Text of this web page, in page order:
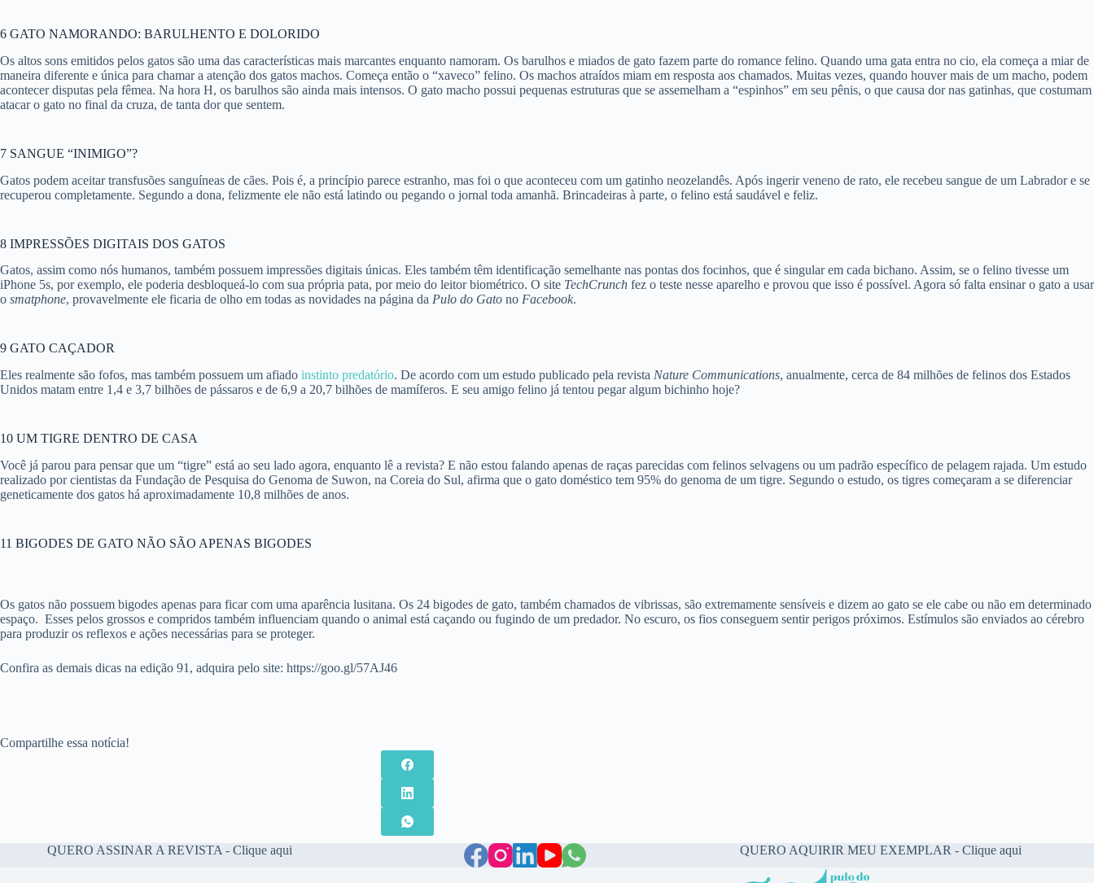
6 GATO NAMORANDO: BARULHENTO E DOLORIDO
Os altos sons emitidos pelos gatos são uma das características mais marcantes enquanto namoram. Os barulhos e miados de gato fazem parte do romance felino. Quando uma gata entra no cio, ela começa a miar de
maneira diferente e única para chamar a atenção dos gatos machos. Começa então o “xaveco” felino. Os machos atraídos miam em resposta aos chamados. Muitas vezes, quando houver mais de um macho, podem
acontecer disputas pela fêmea. Na hora H, os barulhos são ainda mais intensos. O gato macho possui pequenas estruturas que se assemelham a “espinhos” em seu pênis, o que causa dor nas gatinhas, que costumam
atacar o gato no final da cruza, de tanta dor que sentem.
7 SANGUE “INIMIGO”?
Gatos podem aceitar transfusões sanguíneas de cães. Pois é, a princípio parece estranho, mas foi o que aconteceu com um gatinho neozelandês. Após ingerir veneno de rato, ele recebeu sangue de um Labrador e se
recuperou completamente. Segundo a dona, felizmente ele não está latindo ou pegando o jornal toda amanhã. Brincadeiras à parte, o felino está saudável e feliz.
8 IMPRESSÕES DIGITAIS DOS GATOS
Gatos, assim como nós humanos, também possuem impressões digitais únicas. Eles também têm identificação semelhante nas pontas dos focinhos, que é singular em cada bichano. Assim, se o felino tivesse um
iPhone 5s, por exemplo, ele poderia desbloqueá-lo com sua própria pata, por meio do leitor biométrico. O site TechCrunch fez o teste nesse aparelho e provou que isso é possível. Agora só falta ensinar o gato a usar
o smatphone, provavelmente ele ficaria de olho em todas as novidades na página da Pulo do Gato no Facebook.
9 GATO CAÇADOR
Eles realmente são fofos, mas também possuem um afiado instinto predatório. De acordo com um estudo publicado pela revista Nature Communications, anualmente, cerca de 84 milhões de felinos dos Estados
Unidos matam entre 1,4 e 3,7 bilhões de pássaros e de 6,9 a 20,7 bilhões de mamíferos. E seu amigo felino já tentou pegar algum bichinho hoje?
10 UM TIGRE DENTRO DE CASA
Você já parou para pensar que um “tigre” está ao seu lado agora, enquanto lê a revista? E não estou falando apenas de raças parecidas com felinos selvagens ou um padrão específico de pelagem rajada. Um estudo
realizado por cientistas da Fundação de Pesquisa do Genoma de Suwon, na Coreia do Sul, afirma que o gato doméstico tem 95% do genoma de um tigre. Segundo o estudo, os tigres começaram a se diferenciar
geneticamente dos gatos há aproximadamente 10,8 milhões de anos.
11 BIGODES DE GATO NÃO SÃO APENAS BIGODES
Os gatos não possuem bigodes apenas para ficar com uma aparência lusitana. Os 24 bigodes de gato, também chamados de vibrissas, são extremamente sensíveis e dizem ao gato se ele cabe ou não em determinado
espaço. Esses pelos grossos e compridos também influenciam quando o animal está caçando ou fugindo de um predador. No escuro, os fios conseguem sentir perigos próximos. Estímulos são enviados ao cérebro
para produzir os reflexos e ações necessárias para se proteger.
Confira as demais dicas na edição 91, adquira pelo site: https://goo.gl/57AJ46
Compartilhe essa notícia!
QUERO ASSINAR A REVISTA - Clique aqui QUERO AQUIRIR MEU EXEMPLAR - Clique aqui